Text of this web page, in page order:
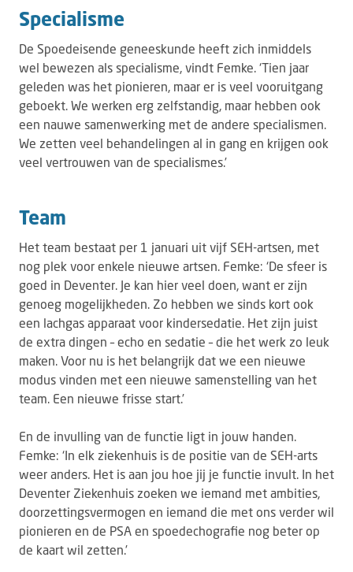
Specialisme
De Spoedeisende geneeskunde heeft zich inmiddels
wel bewezen als specialisme, vindt Femke. ‘Tien jaar
geleden was het pionieren, maar er is veel vooruitgang
geboekt. We werken erg zelfstandig, maar hebben ook
een nauwe samenwerking met de andere specialismen.
We zetten veel behandelingen al in gang en krijgen ook
veel vertrouwen van de specialismes.’
Team
Het team bestaat per 1 januari uit vijf SEH-artsen, met
nog plek voor enkele nieuwe artsen. Femke: ‘De sfeer is
goed in Deventer. Je kan hier veel doen, want er zijn
genoeg mogelijkheden. Zo hebben we sinds kort ook
een lachgas apparaat voor kindersedatie. Het zijn juist
de extra dingen – echo en sedatie – die het werk zo leuk
maken. Voor nu is het belangrijk dat we een nieuwe
modus vinden met een nieuwe samenstelling van het
team. Een nieuwe frisse start.’
En de invulling van de functie ligt in jouw handen.
Femke: ‘In elk ziekenhuis is de positie van de SEH-arts
weer anders. Het is aan jou hoe jij je functie invult. In het
Deventer Ziekenhuis zoeken we iemand met ambities,
doorzettingsvermogen en iemand die met ons verder wil
pionieren en de PSA en spoedechografie nog beter op
de kaart wil zetten.’